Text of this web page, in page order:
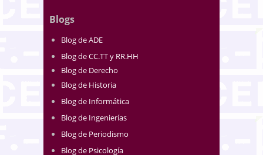
Blogs
Blog de ADE
Blog de CC.TT y RR.HH
Blog de Derecho
Blog de Historia
Blog de Informática
Blog de Ingenierías
Blog de Periodismo
Blog de Psicología